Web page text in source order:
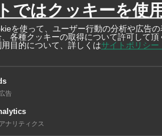
は指数上昇の要因として他にも、◆
こと◆1月の外国直接投資（FDI）
――などを挙げた。米国の関税政策
とする判決を下したことを受け、
の暫定措置として、関税が10％に引
には、◆繊維や家具などの工業生
ではクッキーを使
を使って、ユーザー行動の分析や広告
各種クッキーの取得について許可して頂
目的について、詳しくはサイトポリシー
広告
アナリティクス